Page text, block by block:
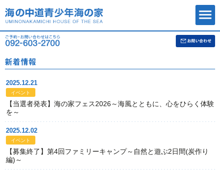
2025.12.21
イベント
【当選者発表】海の家フェス2026～海風とともに、心をひらく体験
を～
2025.12.02
イベント
【募集終了】第4回ファミリーキャンプ～自然と遊ぶ2日間(炭作り
編)～